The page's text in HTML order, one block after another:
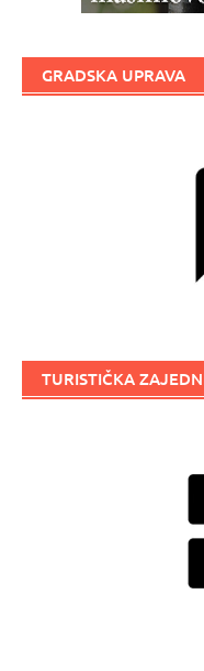
GRADSKA UPRAVA
TURISTIČKA